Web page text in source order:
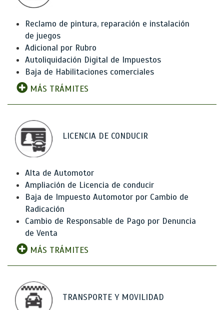
Reclamo de pintura, reparación e instalación
de juegos
Adicional por Rubro
Autoliquidación Digital de Impuestos
Baja de Habilitaciones comerciales
MÁS TRÁMITES
LICENCIA DE CONDUCIR
Alta de Automotor
Ampliación de Licencia de conducir
Baja de Impuesto Automotor por Cambio de
Radicación
Cambio de Responsable de Pago por Denuncia
de Venta
MÁS TRÁMITES
TRANSPORTE Y MOVILIDAD